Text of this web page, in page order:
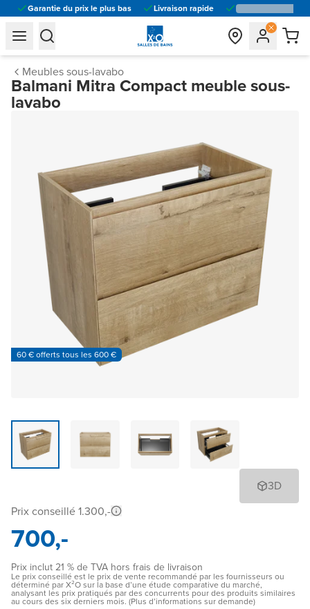
Garantie du prix le plus bas Livraison rapide
general.navigation.toggle_menu.label
general.navigation.toggle_menu.label
Meubles sous-lavabo
Balmani Mitra Compact meuble sous-
lavabo
60 € offerts tous les 600 €
3D
Prix conseillé 1.300,-
700,-
Prix inclut 21 % de TVA hors frais de livraison
Le prix conseillé est le prix de vente recommandé par les fournisseurs ou
déterminé par X²O sur la base d’une étude comparative du marché,
analysant les prix pratiqués par des concurrents pour des produits similaires
au cours des six derniers mois. (Plus d’informations sur demande)